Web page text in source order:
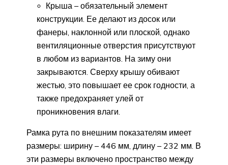
Крыша – обязательный элемент
конструкции. Ее делают из досок или
фанеры, наклонной или плоской, однако
вентиляционные отверстия присутствуют
в любом из вариантов. На зиму они
закрываются. Сверху крышу обивают
жестью, это повышает ее срок годности, а
также предохраняет улей от
проникновения влаги.
Рамка рута по внешним показателям имеет
размеры: ширину – 446 мм, длину – 232 мм. В
эти размеры включено пространство между